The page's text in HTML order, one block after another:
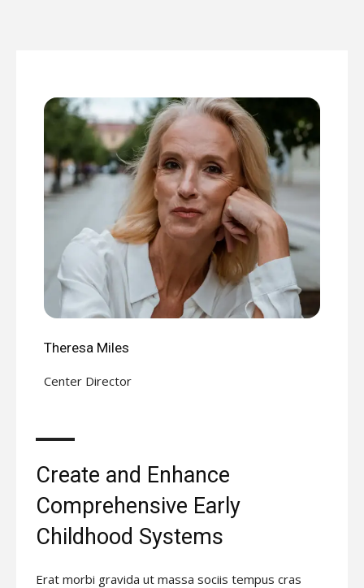
Theresa Miles
Center Director
Create and Enhance
Comprehensive Early
Childhood Systems
Erat morbi gravida ut massa sociis tempus cras